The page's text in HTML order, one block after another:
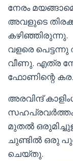
നേരം
അവളുടെ
കഴിഞ്ഞിരുന്നു.
വളരെ
വീണു. എത്ര
ഫോണിന്റെ
അരവിന്ദ്
മുതൽ
ചുണ്ടിൽ ഒരു
ചെയ്തു.